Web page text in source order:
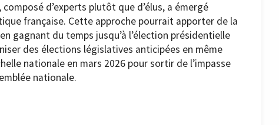
d’experts plutôt que d’élus, a émergé
française. Cette approche pourrait apporter de la
gagnant du temps jusqu’à l’élection présidentielle
des élections législatives anticipées en même
nationale en mars 2026 pour sortir de l’impasse
nationale.